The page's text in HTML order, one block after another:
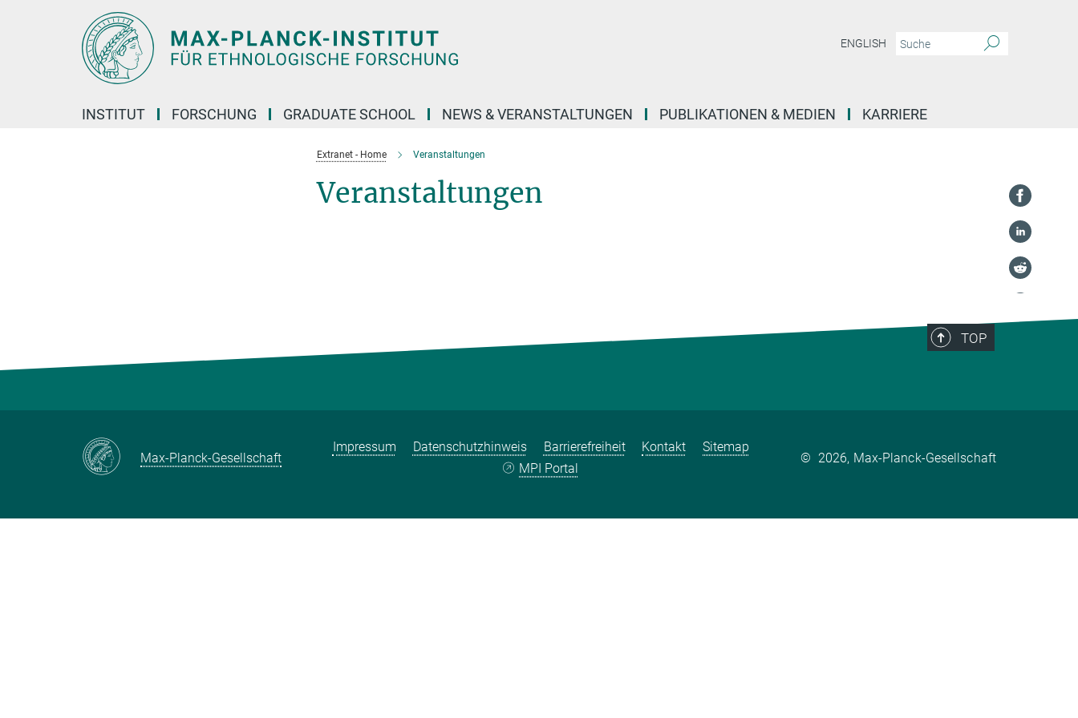
ENGLISH
INSTITUT FORSCHUNG GRADUATE SCHOOL NEWS & VERANSTALTUNGEN PUBLIKATIONEN & MEDIEN KARRIERE
Extranet - Home Veranstaltungen
Veranstaltungen
TOP
Max-Planck-Gesellschaft
Impressum Datenschutzhinweis Barrierefreiheit Kontakt
Sitemap
MPI Portal
© 2026, Max-Planck-Gesellschaft